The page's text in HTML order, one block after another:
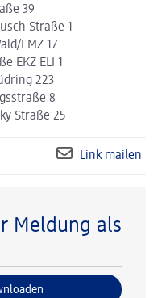
39
Straße 1
FMZ 17
EKZ ELI 1
223
8
Straße 25
Link mailen
Meldung als